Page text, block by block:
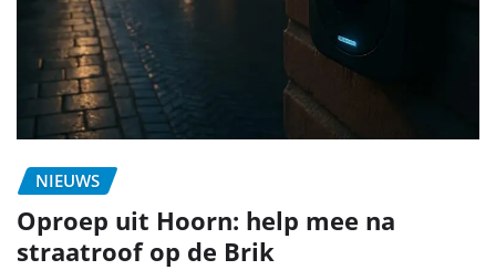
NIEUWS
Oproep uit Hoorn: help mee na
straatroof op de Brik